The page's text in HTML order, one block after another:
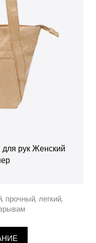
рук Женский
прочный, легкий,